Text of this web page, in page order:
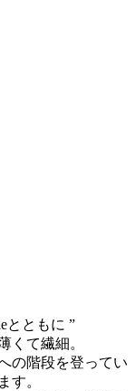
とともに ”
くて繊細。
の階段を登ってい
す。